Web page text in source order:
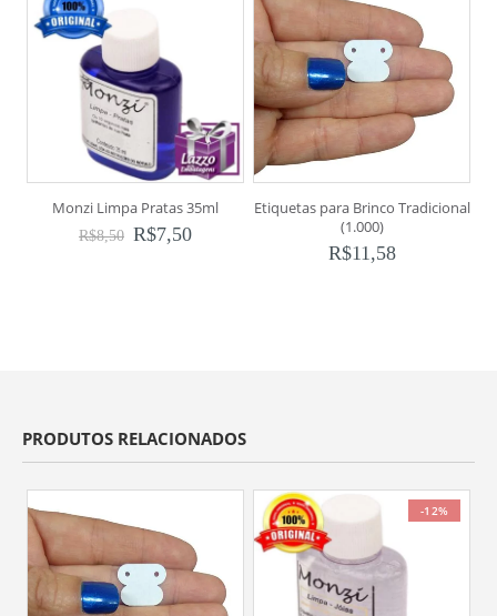
Monzi Limpa Pratas 35ml
R$8,50 R$7,50
Etiquetas para Brinco Tradicional
(1.000)
R$11,58
PRODUTOS RELACIONADOS
-12%